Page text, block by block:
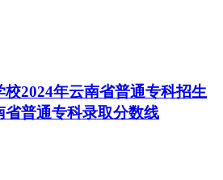
2024年云南省普通专科招生
普通专科录取分数线